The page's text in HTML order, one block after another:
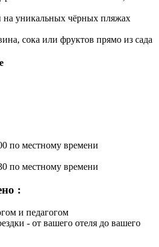
на уникальных чёрных пляжах
сока или фруктов прямо из сада
по местному времени
по местному времени
:
и педагогом
- от вашего отеля до вашего